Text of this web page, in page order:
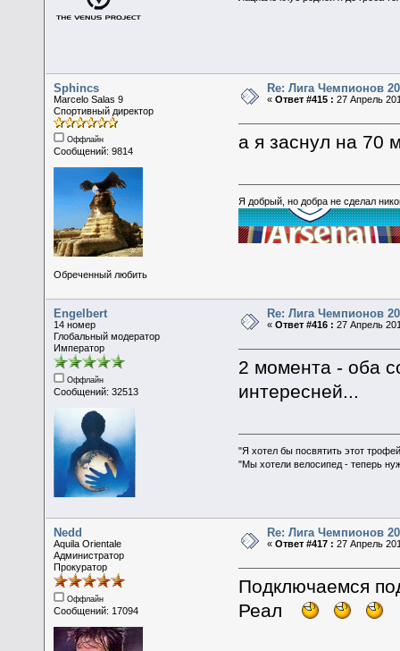
Sphincs
Marcelo Salas 9
Спортивный директор
Оффлайн
Сообщений: 9814
Обреченный любить
Re: Лига Чемпионов
«Ответ #415 : 27 Апрель
а я заснул на 70
Я добрый, но добра не сделал
Engelbert
14 номер
Глобальный модератор
Император
Оффлайн
Сообщений: 32513
Re: Лига Чемпионов
«Ответ #416 : 27 Апрель
2 момента - оба
интересней...
"Я хотел бы посвятить этот
"Мы хотели велосипед - теперь
Nedd
Aquila Orientale
Администратор
Прокуратор
Оффлайн
Сообщений: 17094
Re: Лига Чемпионов
«Ответ #417 : 27 Апрель
Подключаемся
Реал